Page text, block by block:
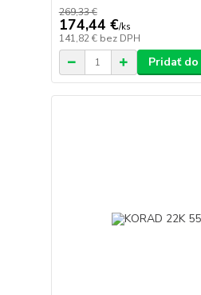
269,33 €
174,44 €/ks
141,82 € bez DPH
Pridať